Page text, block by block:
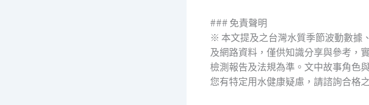
### 免責聲明
※ 本文提及之台灣水質季節波動數據
及網路資料，僅供知識分享與參考，
檢測報告及法規為準。文中故事角色
您有特定用水健康疑慮，請諮詢合格